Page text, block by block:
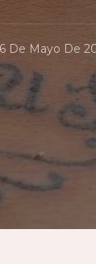
De Mayo De